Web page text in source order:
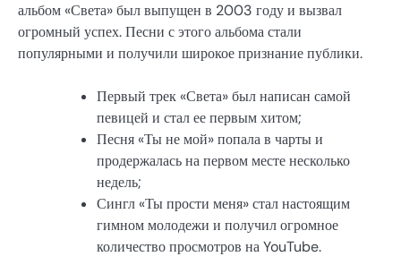
альбом «Света» был выпущен в 2003 году и вызвал
огромный успех. Песни с этого альбома стали
популярными и получили широкое признание публики.
Первый трек «Света» был написан самой
певицей и стал ее первым хитом;
Песня «Ты не мой» попала в чарты и
продержалась на первом месте несколько
недель;
Сингл «Ты прости меня» стал настоящим
гимном молодежи и получил огромное
количество просмотров на YouTube.